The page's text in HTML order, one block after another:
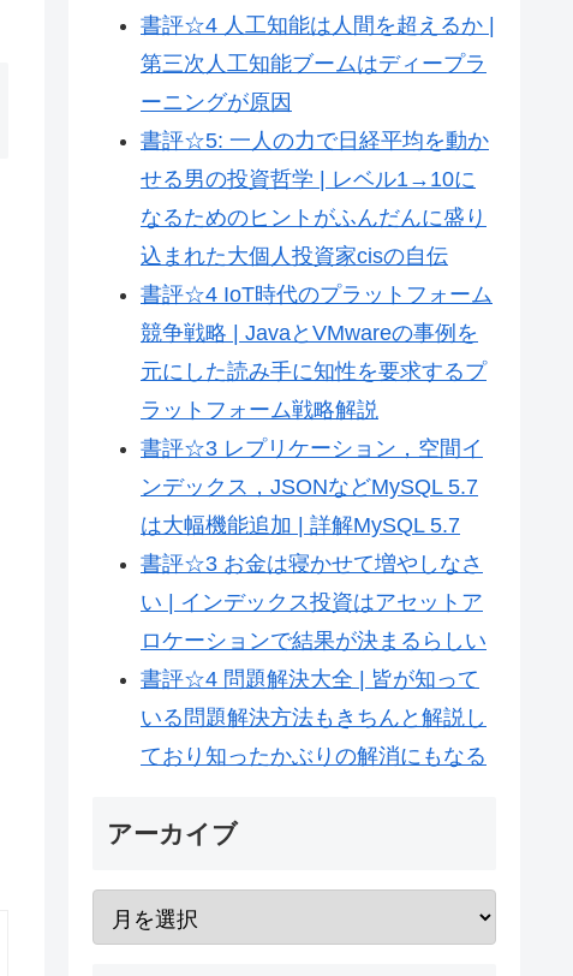
書評☆4 人工知能は人間を超えるか |
第三次人工知能ブームはディープラ
ーニングが原因
書評☆5: 一人の力で日経平均を動か
せる男の投資哲学 | レベル1→10に
なるためのヒントがふんだんに盛り
込まれた大個人投資家cisの自伝
書評☆4 IoT時代のプラットフォーム
競争戦略 | JavaとVMwareの事例を
元にした読み手に知性を要求するプ
ラットフォーム戦略解説
書評☆3 レプリケーション，空間イ
ンデックス，JSONなどMySQL 5.7
は大幅機能追加 | 詳解MySQL 5.7
書評☆3 お金は寝かせて増やしなさ
い | インデックス投資はアセットア
ロケーションで結果が決まるらしい
書評☆4 問題解決大全 | 皆が知って
いる問題解決方法もきちんと解説し
ており知ったかぶりの解消にもなる
アーカイブ